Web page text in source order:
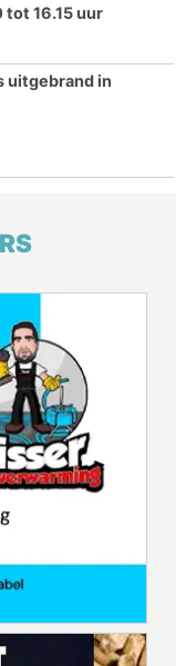
tot 16.15 uur
uitgebrand in